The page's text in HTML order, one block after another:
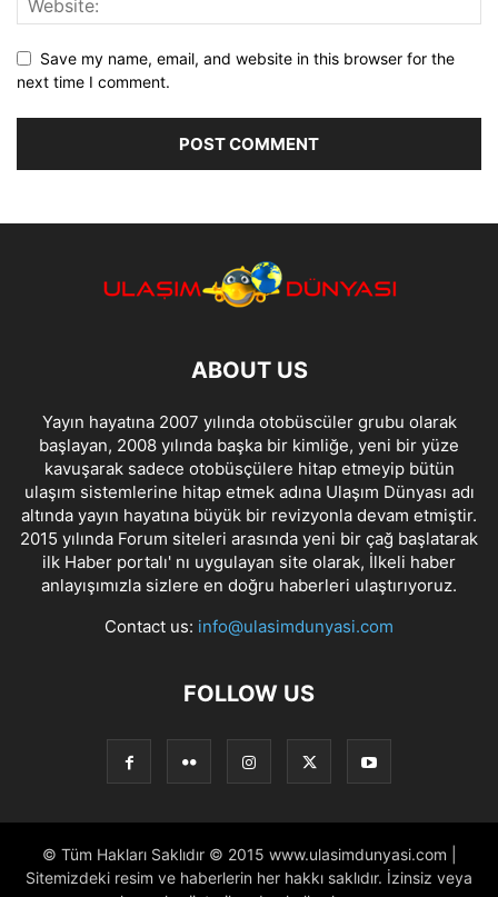
Save my name, email, and website in this browser for the
next time I comment.
ABOUT US
Yayın hayatına 2007 yılında otobüscüler grubu olarak
başlayan, 2008 yılında başka bir kimliğe, yeni bir yüze
kavuşarak sadece otobüsçülere hitap etmeyip bütün
ulaşım sistemlerine hitap etmek adına Ulaşım Dünyası adı
altında yayın hayatına büyük bir revizyonla devam etmiştir.
2015 yılında Forum siteleri arasında yeni bir çağ başlatarak
ilk Haber portalı' nı uygulayan site olarak, İlkeli haber
anlayışımızla sizlere en doğru haberleri ulaştırıyoruz.
Contact us: info@ulasimdunyasi.com
FOLLOW US
© Tüm Hakları Saklıdır © 2015 www.ulasimdunyasi.com |
Sitemizdeki resim ve haberlerin her hakkı saklıdır. İzinsiz veya